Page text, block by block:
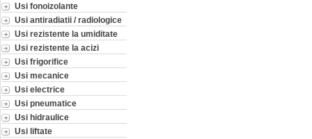
Usi fonoizolante
Usi antiradiatii / radiologice
Usi rezistente la umiditate
Usi rezistente la acizi
Usi frigorifice
Usi mecanice
Usi electrice
Usi pneumatice
Usi hidraulice
Usi liftate